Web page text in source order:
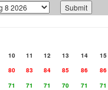
10 11 12 13 14 15
80 83 84 85 86 86
71 71 71 70 71 71